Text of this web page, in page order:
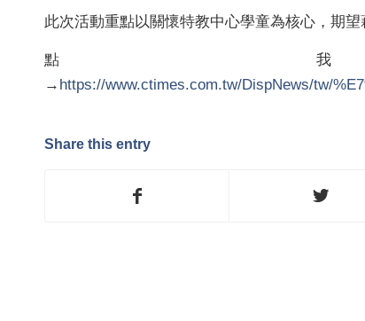
此次活動重點以關懷特教中心學童為核心，期
點
→ https://www.ctimes.com.tw/DispNews/tw/
Share this entry